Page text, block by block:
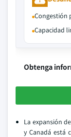
Congestión
Capacidad
Obtenga
La expansión
y Canadá está